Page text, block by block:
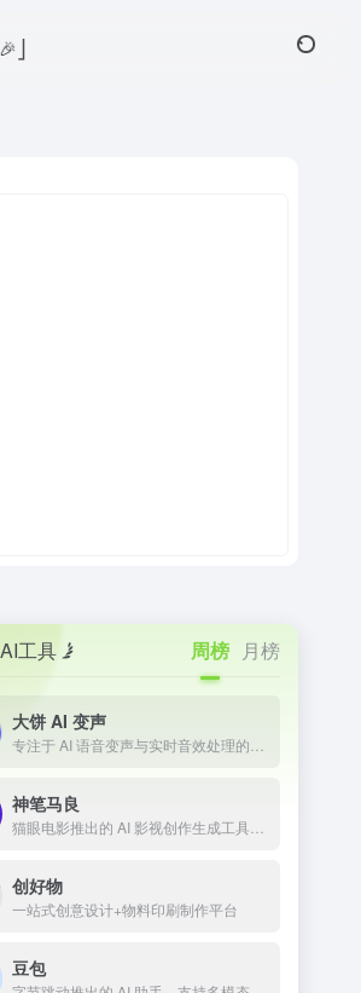
工具 周榜 月榜
大饼 AI 变声
神笔马良
创好物
一站式创意设计+物料印刷制作平台
豆包